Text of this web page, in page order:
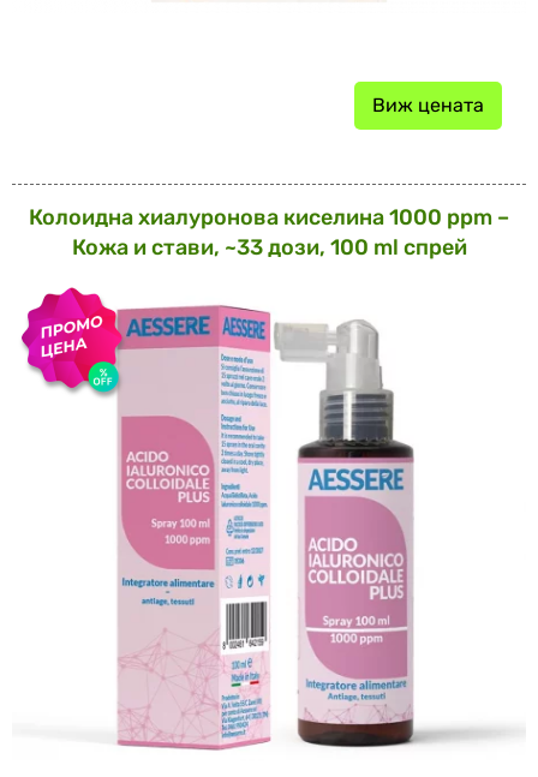
Виж цената
Колоидна хиалуронова киселина 1000 ppm –
Кожа и стави, ~33 дози, 100 ml спрей